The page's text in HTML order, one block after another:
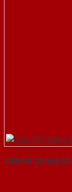
Cửa Gỗ Chống